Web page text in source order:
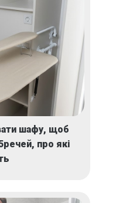
шафу, щоб
про які